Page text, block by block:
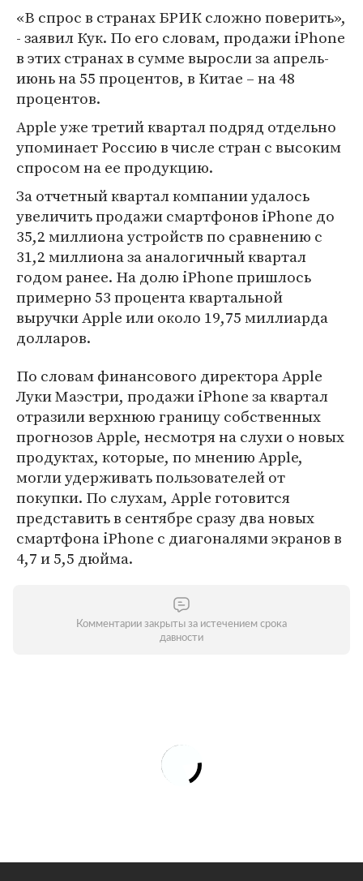
«В спрос в странах БРИК сложно поверить»,
- заявил Кук. По его словам, продажи iPhone
в этих странах в сумме выросли за апрель-
июнь на 55 процентов, в Китае – на 48
процентов.
Apple уже третий квартал подряд отдельно
упоминает Россию в числе стран с высоким
спросом на ее продукцию.
За отчетный квартал компании удалось
увеличить продажи смартфонов iPhone до
35,2 миллиона устройств по сравнению с
31,2 миллиона за аналогичный квартал
годом ранее. На долю iPhone пришлось
примерно 53 процента квартальной
выручки Apple или около 19,75 миллиарда
долларов.
По словам финансового директора Apple
Луки Маэстри, продажи iPhone за квартал
отразили верхнюю границу собственных
прогнозов Apple, несмотря на слухи о новых
продуктах, которые, по мнению Apple,
могли удерживать пользователей от
покупки. По слухам, Apple готовится
представить в сентябре сразу два новых
смартфона iPhone с диагоналями экранов в
4,7 и 5,5 дюйма.
Комментарии закрыты за истечением срока
давности